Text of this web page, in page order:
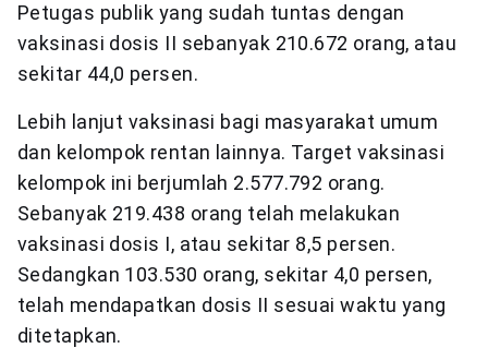
Petugas publik yang sudah tuntas dengan
vaksinasi dosis II sebanyak 210.672 orang, atau
sekitar 44,0 persen.
Lebih lanjut vaksinasi bagi masyarakat umum
dan kelompok rentan lainnya. Target vaksinasi
kelompok ini berjumlah 2.577.792 orang.
Sebanyak 219.438 orang telah melakukan
vaksinasi dosis I, atau sekitar 8,5 persen.
Sedangkan 103.530 orang, sekitar 4,0 persen,
telah mendapatkan dosis II sesuai waktu yang
ditetapkan.